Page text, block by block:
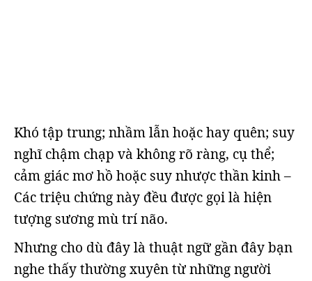
Khó tập trung; nhầm lẫn hoặc hay quên; suy
nghĩ chậm chạp và không rõ ràng, cụ thể;
cảm giác mơ hồ hoặc suy nhược thần kinh –
Các triệu chứng này đều được gọi là hiện
tượng sương mù trí não.
Nhưng cho dù đây là thuật ngữ gần đây bạn
nghe thấy thường xuyên từ những người